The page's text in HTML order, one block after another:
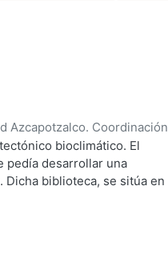
Azcapotzalco. Coordinación
bioclimático. El
pedía desarrollar una
biblioteca, se sitúa en